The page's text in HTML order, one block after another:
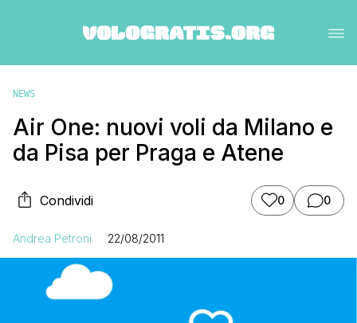
NEWS
Air One: nuovi voli da Milano e
da Pisa per Praga e Atene
Condividi 0 0
Andrea Petroni 22/08/2011